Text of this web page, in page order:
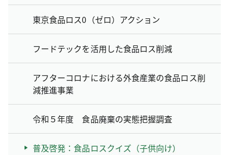
東京食品ロス0（ゼロ）アクション
フードテックを活用した食品ロス削減
アフターコロナにおける外食産業の食品ロス削
減推進事業
令和５年度 食品廃棄の実態把握調査
普及啓発：食品ロスクイズ（子供向け）